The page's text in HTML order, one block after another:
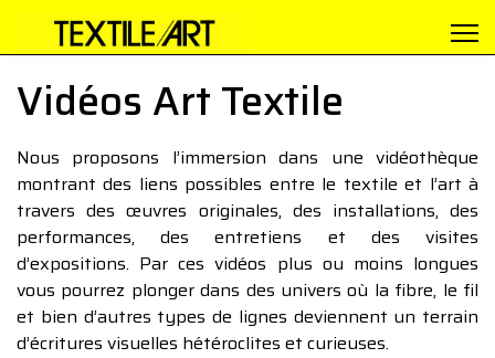
Vidéos Art Textile
Nous proposons l’immersion dans une vidéothèque
montrant des liens possibles entre le textile et l’art à
travers des œuvres originales, des installations, des
performances, des entretiens et des visites
d’expositions. Par ces vidéos plus ou moins longues
vous pourrez plonger dans des univers où la fibre, le fil
et bien d’autres types de lignes deviennent un terrain
d’écritures visuelles hétéroclites et curieuses.